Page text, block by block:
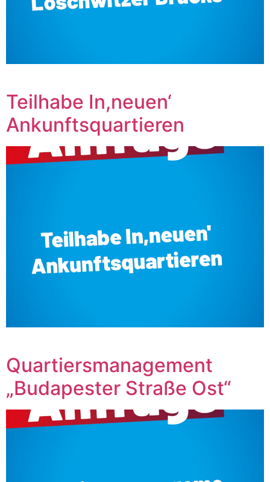
Teilhabe In,neuen‘
Ankunftsquartieren
Quartiersmanagement
„Budapester Straße Ost“